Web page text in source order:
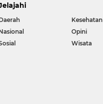
Kesehatan
Opini
Wisata